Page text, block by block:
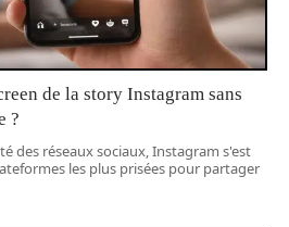
de la story Instagram sans
?
des réseaux sociaux, Instagram s'est
les plus prisées pour partager